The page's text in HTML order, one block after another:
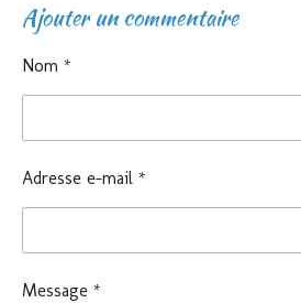
t
a
e
t
a
t
a
t
a
Ajouter un commentaire
Nom *
Adresse e-mail *
Message *